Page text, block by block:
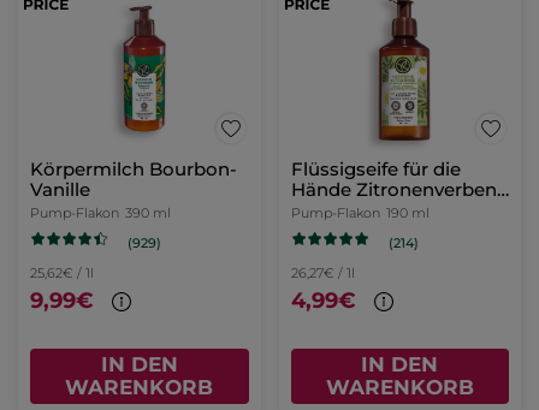
Körpermilch Bourbon-
Vanille
Pump-Flakon 390 ml
(929)
25,62€ / 1l
9,99€
IN DEN
WARENKORB
Flüssigseife für die
Hände Zitronenverbene
& Kamillenblüte
Pump-Flakon 190 ml
(214)
26,27€ / 1l
4,99€
IN DEN
WARENKORB